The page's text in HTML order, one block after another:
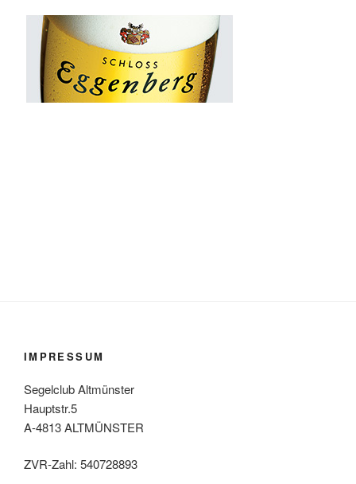
IMPRESSUM
Segelclub Altmünster
Hauptstr.5
A-4813 ALTMÜNSTER
ZVR-Zahl: 540728893